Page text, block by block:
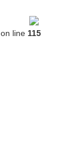
on line 115